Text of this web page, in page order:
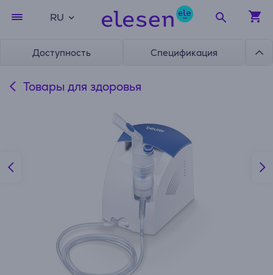
RU
Доступность Спецификация
Товары для здоровья